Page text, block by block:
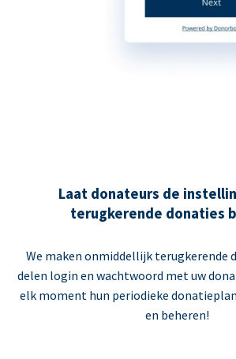
Laat donateurs de
terugkerende donaties
We maken onmiddellijk terugkerende
delen login en wachtwoord met uw
elk moment hun periodieke
en beheren!